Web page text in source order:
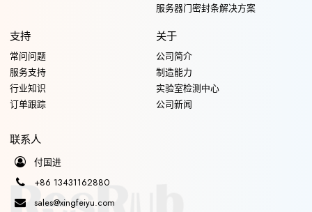
服务器门密封条解决方案
支持
常问问题
服务支持
行业知识
订单跟踪
关于
公司简介
制造能力
实验室检测中心
公司新闻
联系人
付国进
+86 13431162880
sales@xingfeiyu.com